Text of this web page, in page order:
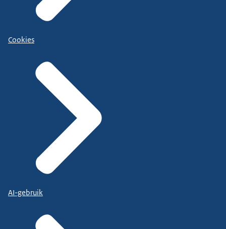
Cookies
AI-gebruik